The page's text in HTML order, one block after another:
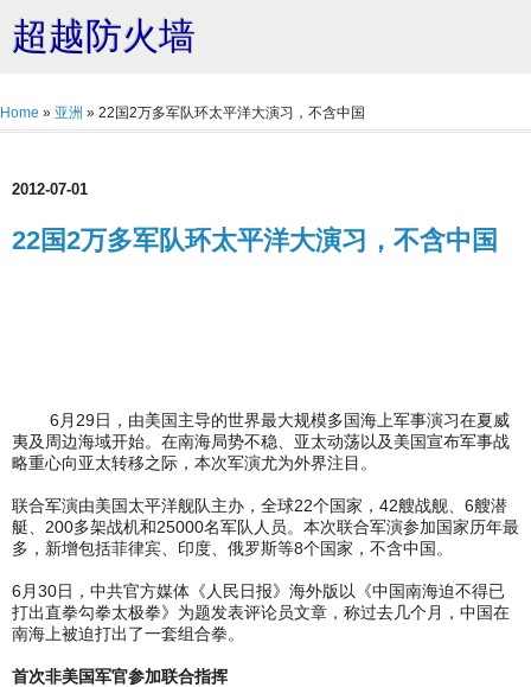
超越防火墙
Home » 亚洲 » 22国2万多军队环太平洋大演习，不含中国
2012-07-01
22国2万多军队环太平洋大演习，不含中国
6月29日，由美国主导的世界最大规模多国海上军事演习在夏威
夷及周边海域开始。在南海局势不稳、亚太动荡以及美国宣布军事战
略重心向亚太转移之际，本次军演尤为外界注目。
联合军演由美国太平洋舰队主办，全球22个国家，42艘战舰、6艘潜
艇、200多架战机和25000名军队人员。本次联合军演参加国家历年最
多，新增包括菲律宾、印度、俄罗斯等8个国家，不含中国。
6月30日，中共官方媒体《人民日报》海外版以《中国南海迫不得已
打出直拳勾拳太极拳》为题发表评论员文章，称过去几个月，中国在
南海上被迫打出了一套组合拳。
首次非美国军官参加联合指挥